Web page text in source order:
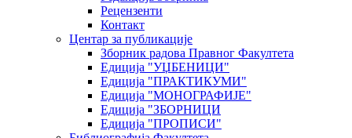
Рецензенти
Контакт
Центар за публикације
Зборник радова Правног Факултета
Едиција "УЏБЕНИЦИ"
Едиција "ПРАКТИКУМИ"
Едиција "МОНОГРАФИЈЕ"
Едиција "ЗБОРНИЦИ
Едиција "ПРОПИСИ"